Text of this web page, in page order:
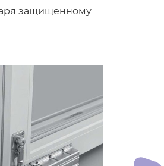
защищенному